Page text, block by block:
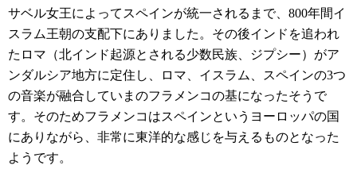
サベル女王によってスペインが統一されるまで、800年間イ
スラム王朝の支配下にありました。その後インドを追われ
たロマ（北インド起源とされる少数民族、ジプシー）がア
ンダルシア地方に定住し、ロマ、イスラム、スペインの3つ
の音楽が融合していまのフラメンコの基になったそうで
す。そのためフラメンコはスペインというヨーロッパの国
にありながら、非常に東洋的な感じを与えるものとなった
ようです。